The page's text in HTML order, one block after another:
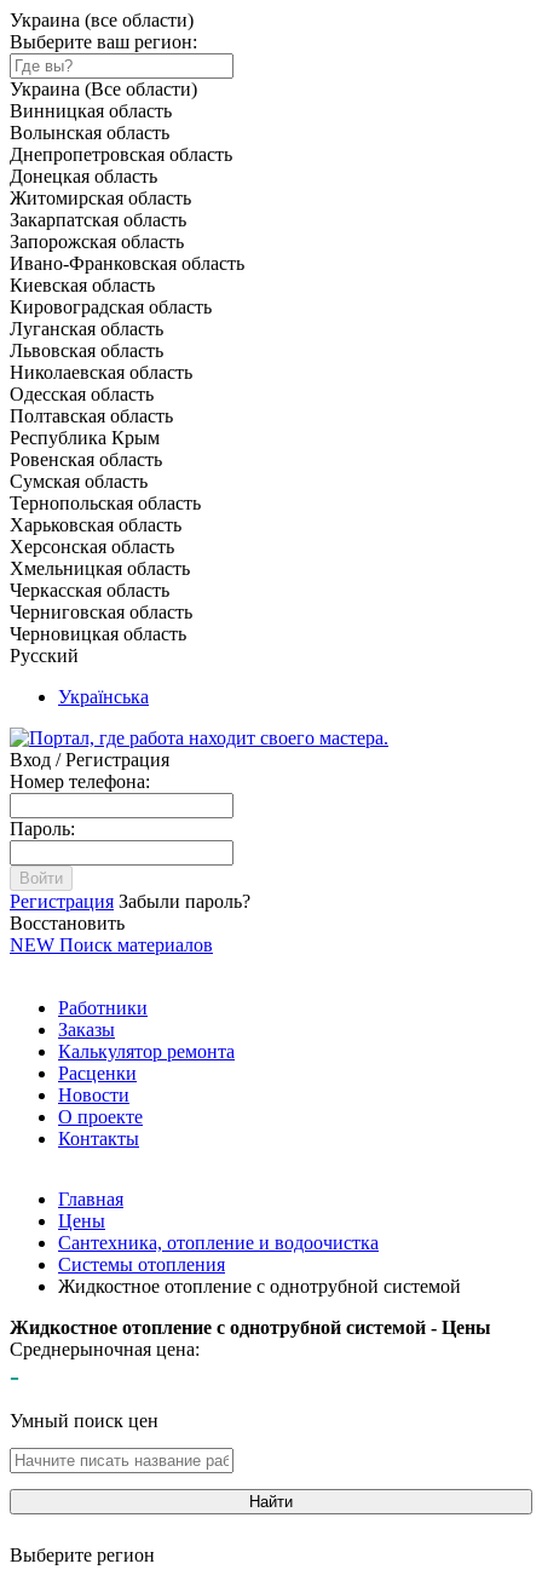
Украина (все области)
Выберите ваш регион:
Украина (Все области)
Винницкая область
Волынская область
Днепропетровская область
Донецкая область
Житомирская область
Закарпатская область
Запорожская область
Ивано-Франковская область
Киевская область
Кировоградская область
Луганская область
Львовская область
Николаевская область
Одесская область
Полтавская область
Республика Крым
Ровенская область
Сумская область
Тернопольская область
Харьковская область
Херсонская область
Хмельницкая область
Черкасская область
Черниговская область
Черновицкая область
Русский
Українська
Вход / Регистрация
Номер телефона:
Пароль:
Войти
Регистрация Забыли пароль?
Восстановить
NEW Поиск материалов
Работники
Заказы
Калькулятор ремонта
Расценки
Новости
О проекте
Контакты
Главная
Цены
Сантехника, отопление и водоочистка
Системы отопления
Жидкостное отопление с однотрубной системой
Жидкостное отопление с однотрубной системой - Цены
Среднерыночная цена:
-
Умный поиск цен
Найти
Выберите регион